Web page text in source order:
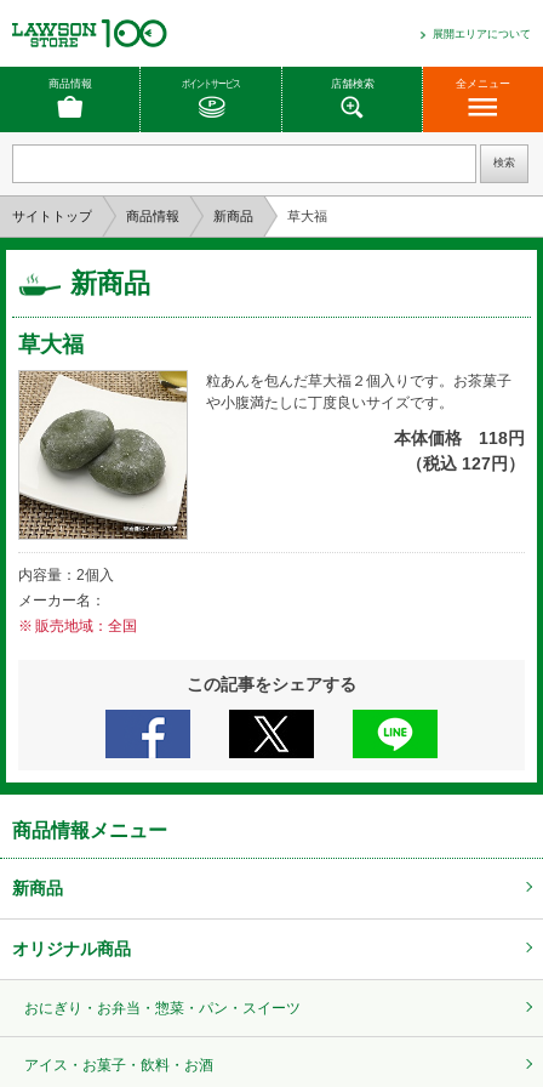
展開エリアについて
商品情報 ポイントサービス 店舗検索 全メニュー
サイトトップ 商品情報 新商品 草大福
新商品
草大福
粒あんを包んだ草大福２個入りです。お茶菓子
や小腹満たしに丁度良いサイズです。
本体価格 118円
（税込 127円）
内容量：2個入
メーカー名：
販売地域：全国
この記事をシェアする
商品情報メニュー
新商品
オリジナル商品
おにぎり・お弁当・惣菜・パン・スイーツ
アイス・お菓子・飲料・お酒